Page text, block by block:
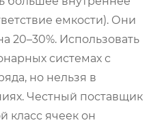
емкости). Они
20–30%. Использовать
системах с
но нельзя в
Честный поставщик
класс ячеек он